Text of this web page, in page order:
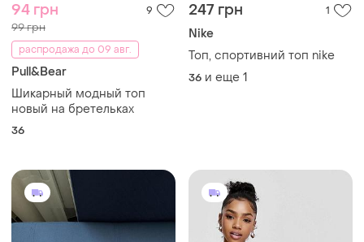
94 грн 9
99 грн
распродажа до 09 авг.
Pull&Bear
Шикарный модный топ
новый на бретельках
36
247 грн 1
Nike
Топ, спортивний топ nike
36 и еще 1